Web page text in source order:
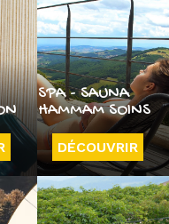
SPA - SAUNA
HAMMAM SOINS
DÉCOUVRIR